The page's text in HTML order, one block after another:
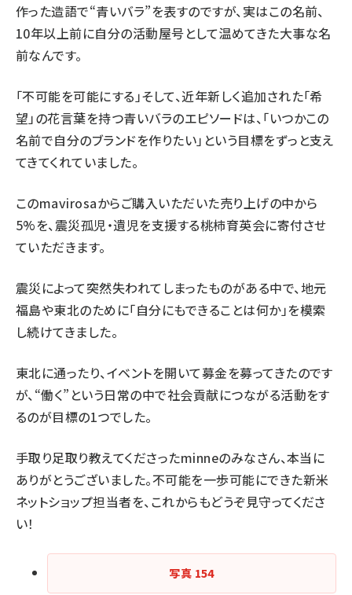
作った造語で“青いバラ”を表すのですが、実はこの名前、
10年以上前に自分の活動屋号として温めてきた大事な名
前なんです。
「不可能を可能にする」そして、近年新しく追加された「希
望」の花言葉を持つ青いバラのエピソードは、「いつかこの
名前で自分のブランドを作りたい」という目標をずっと支え
てきてくれていました。
このmavirosaからご購入いただいた売り上げの中から
5%を、震災孤児・遺児を支援する桃柿育英会に寄付させ
ていただきます。
震災によって突然失われてしまったものがある中で、地元
福島や東北のために「自分にもできることは何か」を模索
し続けてきました。
東北に通ったり、イベントを開いて募金を募ってきたのです
が、“働く”という日常の中で社会貢献につながる活動をす
るのが目標の1つでした。
手取り足取り教えてくださったminneのみなさん、本当に
ありがとうございました。不可能を一歩可能にできた新米
ネットショップ担当者を、これからもどうぞ見守ってくださ
い！
写真 154